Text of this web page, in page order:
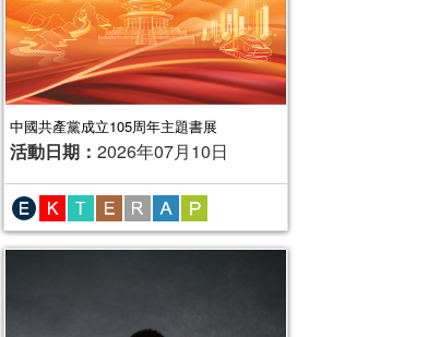
中國共產黨成立105周年主題書展
活動日期： 2026年07月10日